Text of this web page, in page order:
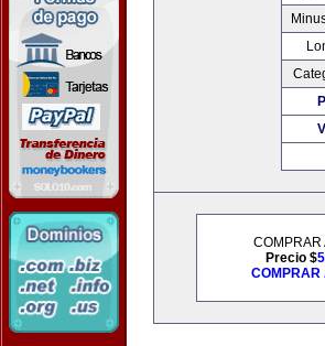
COMPRAR
Precio $
COMPRAR